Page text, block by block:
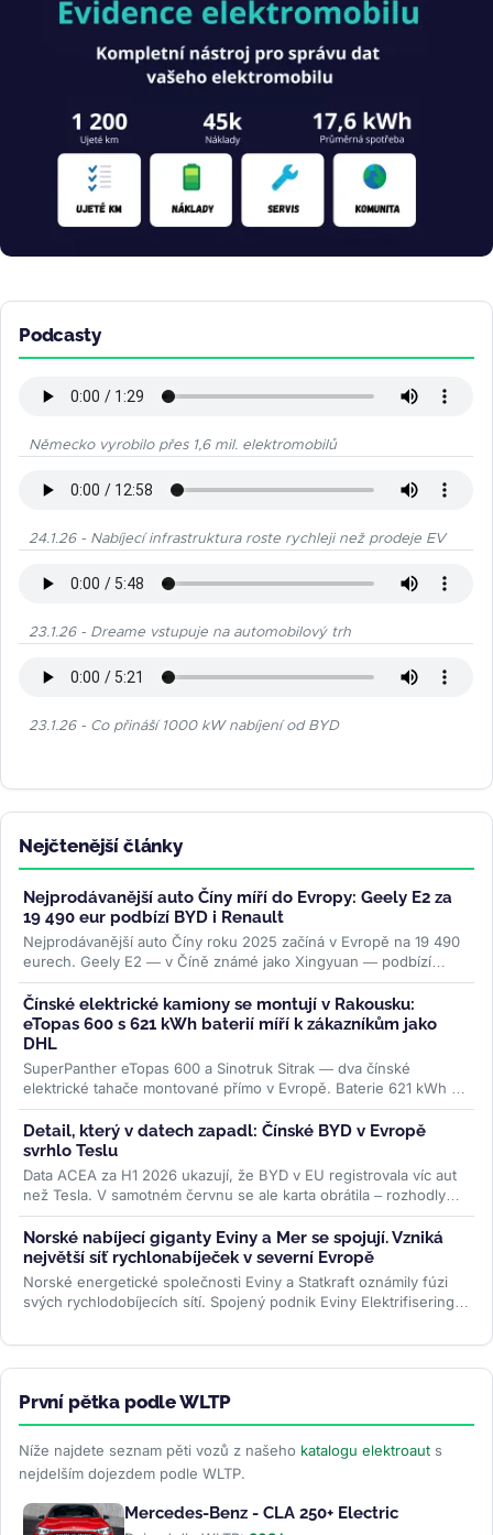
Podcasty
Německo vyrobilo přes 1,6 mil. elektromobilů
24.1.26 - Nabíjecí infrastruktura roste rychleji než prodeje EV
23.1.26 - Dreame vstupuje na automobilový trh
23.1.26 - Co přináší 1000 kW nabíjení od BYD
Nejčtenější články
Nejprodávanější auto Číny míří do Evropy: Geely E2 za
19 490 eur podbízí BYD i Renault
Nejprodávanější auto Číny roku 2025 začíná v Evropě na 19 490
eurech. Geely E2 — v Číně známé jako Xingyuan — podbízí
BYD...>>
Čínské elektrické kamiony se montují v Rakousku:
eTopas 600 s 621 kWh baterií míří k zákazníkům jako
DHL
SuperPanther eTopas 600 a Sinotruk Sitrak — dva čínské
elektrické tahače montované přímo v Evropě. Baterie 621 kWh od
CATL, reálný...>>
Detail, který v datech zapadl: Čínské BYD v Evropě
svrhlo Teslu
Data ACEA za H1 2026 ukazují, že BYD v EU registrovala víc aut
než Tesla. V samotném červnu se ale karta obrátila – rozhodly
ceny paliv i...>>
Norské nabíjecí giganty Eviny a Mer se spojují. Vzniká
největší síť rychlonabíječek v severní Evropě
Norské energetické společnosti Eviny a Statkraft oznámily fúzi
svých rychlodobíjecích sítí. Spojený podnik Eviny Elektrifisering
První pětka podle WLTP
Níže najdete seznam pěti vozů z našeho katalogu elektroaut s
nejdelším dojezdem podle WLTP.
Mercedes-Benz - CLA 250+ Electric